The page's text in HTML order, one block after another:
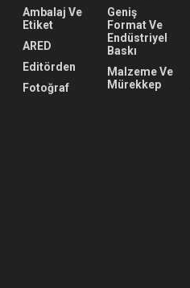
Ambalaj Ve
Etiket
ARED
Editörden
Fotoğraf
Geniş
Format Ve
Endüstriyel
Baskı
Malzeme Ve
Mürekkep